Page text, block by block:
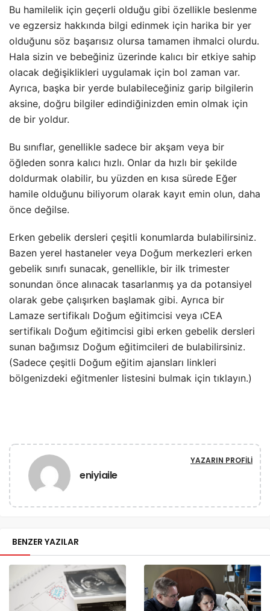
Bu hamilelik için geçerli olduğu gibi özellikle beslenme
ve egzersiz hakkında bilgi edinmek için harika bir yer
olduğunu söz başarısız olursa tamamen ihmalci olurdu.
Hala sizin ve bebeğiniz üzerinde kalıcı bir etkiye sahip
olacak değişiklikleri uygulamak için bol zaman var.
Ayrıca, başka bir yerde bulabileceğiniz garip bilgilerin
aksine, doğru bilgiler edindiğinizden emin olmak için
de bir yoldur.
Bu sınıflar, genellikle sadece bir akşam veya bir
öğleden sonra kalıcı hızlı. Onlar da hızlı bir şekilde
doldurmak olabilir, bu yüzden en kısa sürede Eğer
hamile olduğunu biliyorum olarak kayıt emin olun, daha
önce değilse.
Erken gebelik dersleri çeşitli konumlarda bulabilirsiniz.
Bazen yerel hastaneler veya Doğum merkezleri erken
gebelik sınıfı sunacak, genellikle, bir ilk trimester
sonundan önce alınacak tasarlanmış ya da potansiyel
olarak gebe çalışırken başlamak gibi. Ayrıca bir
Lamaze sertifikalı Doğum eğitimcisi veya ıCEA
sertifikalı Doğum eğitimcisi gibi erken gebelik dersleri
sunan bağımsız Doğum eğitimcileri de bulabilirsiniz.
(Sadece çeşitli Doğum eğitim ajansları linkleri
bölgenizdeki eğitmenler listesini bulmak için tıklayın.)
eniyiaile
YAZARIN PROFILI
BENZER YAZILAR